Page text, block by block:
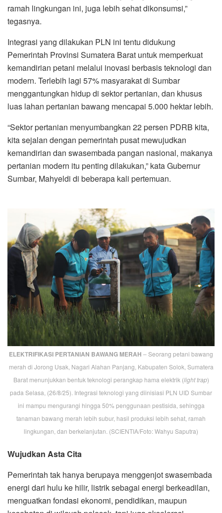
ramah lingkungan ini, juga lebih sehat dikonsumsi,”
tegasnya.
Integrasi yang dilakukan PLN ini tentu didukung
Pemerintah Provinsi Sumatera Barat untuk memperkuat
kemandirian petani melalui inovasi berbasis teknologi dan
modern. Terlebih lagi 57% masyarakat di Sumbar
menggantungkan hidup di sektor pertanian, dan khusus
luas lahan pertanian bawang mencapai 5.000 hektar lebih.
“Sektor pertanian menyumbangkan 22 persen PDRB kita,
kita sejalan dengan pemerintah pusat mewujudkan
kemandirian dan swasembada pangan nasional, makanya
pertanian modern itu penting dilakukan,” kata Gubernur
Sumbar, Mahyeldi di beberapa kali pertemuan.
ELEKTRIFIKASI PERTANIAN BAWANG MERAH – Seorang petani bawang
merah di Jorong Usak, Nagari Alahan Panjang, Kabupaten Solok, Sumatera
Barat menunjukkan bentuk teknologi perangkap hama elektrik (light trap)
pada Selasa, (26/8/25). Integrasi teknologi yang diinisiasi PLN UID Sumbar
ini mampu mengurangi hingga 50% penggunaan pestisida, sehingga
tanaman bawang merah lebih subur, hasil produksi lebih sehat, ramah
lingkungan, dan berkelanjutan. (SCIENTIA/Foto: Wahyu Saputra)
Wujudkan Asta Cita
Pemerintah tak hanya berupaya menggenjot swasembada
energi dari hulu ke hilir, listrik sebagai energi berkeadilan,
menguatkan fondasi ekonomi, pendidikan, maupun